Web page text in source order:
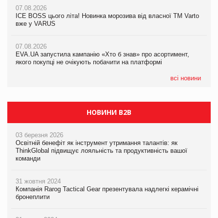
07.08.2026
ICE BOSS цього літа! Новинка морозива від власної ТМ Varto
вже у VARUS
07.08.2026
EVA.UA запустила кампанію «Хто б знав» про асортимент,
якого покупці не очікують побачити на платформі
всі новини
07.08.2026
ICE BOSS цього літа! Новинка морозива від власної ТМ Varto
вже у VARUS
07.08.2026
EVA.UA запустила кампанію «Хто б знав» про асортимент,
якого покупці не очікують побачити на платформі
Продажі Hugo Boss впали на 9%
НОВИНИ B2B
03 березня 2026
Освітній бенефіт як інструмент утримання талантів: як
ThinkGlobal підвищує лояльність та продуктивність вашої
команди
31 жовтня 2024
Компанія Rarog Tactical Gear презентувала надлегкі керамічні
бронеплити